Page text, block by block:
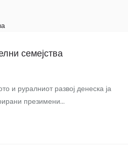
семејства
и руралниот развој денеска ја
презимени...